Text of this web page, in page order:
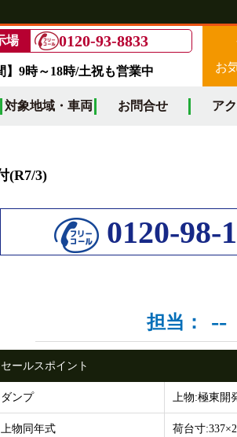
場 0120-93-8833
】9時～18時/土祝も営業中 お
対象地域・車両 お問合せ ア
(R7/3)
0120-98-
担当： --
セールスポイント
ダンプ 上物:極東開
上物同年式 荷台寸